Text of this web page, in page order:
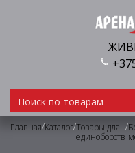
Главная/Каталог/Товары для
единоборств
/